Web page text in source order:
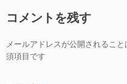
ー
シ
ョ
コメントを残す
メールアドレスが公開されること
須項目です